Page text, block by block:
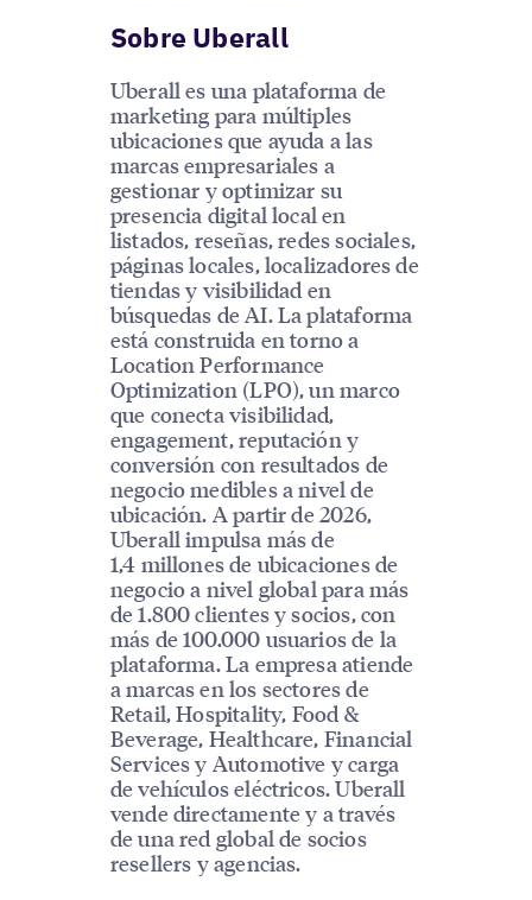
Sobre Uberall
Uberall es una plataforma de
marketing para múltiples
ubicaciones que ayuda a las
marcas empresariales a
gestionar y optimizar su
presencia digital local en
listados, reseñas, redes sociales,
páginas locales, localizadores de
tiendas y visibilidad en
búsquedas de AI. La plataforma
está construida en torno a
Location Performance
Optimization (LPO), un marco
que conecta visibilidad,
engagement, reputación y
conversión con resultados de
negocio medibles a nivel de
ubicación. A partir de 2026,
Uberall impulsa más de
1,4 millones de ubicaciones de
negocio a nivel global para más
de 1.800 clientes y socios, con
más de 100.000 usuarios de la
plataforma. La empresa atiende
a marcas en los sectores de
Retail, Hospitality, Food &
Beverage, Healthcare, Financial
Services y Automotive y carga
de vehículos eléctricos. Uberall
vende directamente y a través
de una red global de socios
resellers y agencias.